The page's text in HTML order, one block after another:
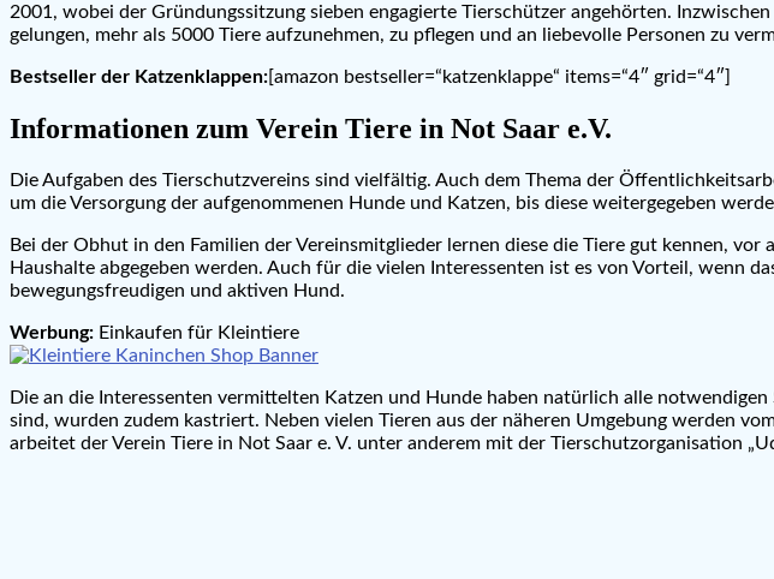
2001, wobei der Gründungssitzung sieben engagierte Tierschützer angehörten.
gelungen, mehr als 5000 Tiere aufzunehmen, zu pflegen und an liebevolle Personen zu
Bestseller der Katzenklappen:[amazon bestseller=“katzenklappe“ items=“4″ grid=“4″]
Informationen zum Verein Tiere in Not Saar e.V.
Die Aufgaben des Tierschutzvereins sind vielfältig. Auch dem Thema der
um die Versorgung der aufgenommenen Hunde und Katzen, bis diese weitergegeben
Bei der Obhut in den Familien der Vereinsmitglieder lernen diese die Tiere gut kennen,
Haushalte abgegeben werden. Auch für die vielen Interessenten ist es von Vorteil, wenn
bewegungsfreudigen und aktiven Hund.
Werbung: Einkaufen für Kleintiere
Die an die Interessenten vermittelten Katzen und Hunde haben natürlich alle
sind, wurden zudem kastriert. Neben vielen Tieren aus der näheren Umgebung werden
arbeitet der Verein Tiere in Not Saar e. V. unter anderem mit der Tierschutzorganisation